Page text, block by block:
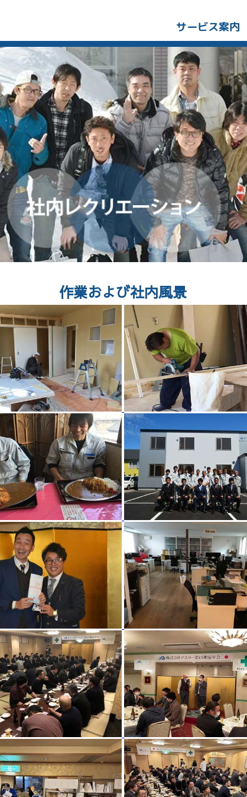
サービス案内
リフォーム
水道設備工事
作業および社内風景